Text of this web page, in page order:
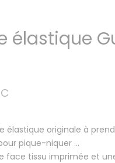
élastique
élastique originale à
pique-niquer ...
face tissu imprimée et